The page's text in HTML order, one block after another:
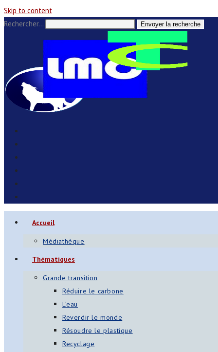
Skip to content
Rechercher…
Envoyer la recherche
Accueil
Médiathèque
Thématiques
Grande transition
Réduire le carbone
L’eau
Reverdir le monde
Résoudre le plastique
Recyclage